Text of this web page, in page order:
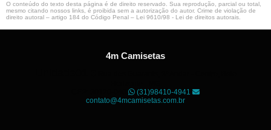
O conteúdo do texto desta página é de direito reservado. Sua reprodução, parcial ou total,
mesmo citando nossos links, é proibida sem a autorização do autor. Crime de violação de
direito autoral – artigo 184 do Código Penal – Lei 9610/98 - Lei de direitos autorais
4m Camisetas
(31)98410-4941
contato@4mcamisetas.com.br